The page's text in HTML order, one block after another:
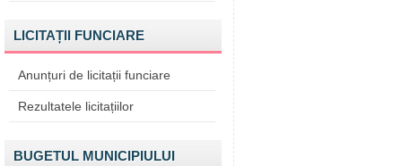
LICITAȚII FUNCIARE
Anunțuri de licitații funciare
Rezultatele licitațiilor
BUGETUL MUNICIPIULUI